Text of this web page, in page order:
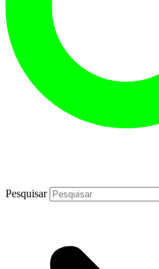
Pesquisar